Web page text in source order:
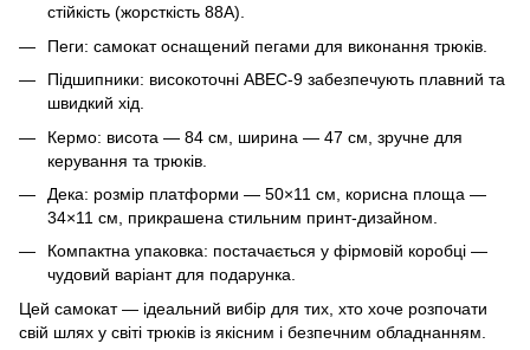
стійкість (жорсткість 88A).
Пеги: самокат оснащений пегами для виконання трюків.
Підшипники: високоточні ABEC-9 забезпечують плавний та
швидкий хід.
Кермо: висота — 84 см, ширина — 47 см, зручне для
керування та трюків.
Дека: розмір платформи — 50×11 см, корисна площа —
34×11 см, прикрашена стильним принт-дизайном.
Компактна упаковка: постачається у фірмовій коробці —
чудовий варіант для подарунка.
Цей самокат — ідеальний вибір для тих, хто хоче розпочати
свій шлях у світі трюків із якісним і безпечним обладнанням.